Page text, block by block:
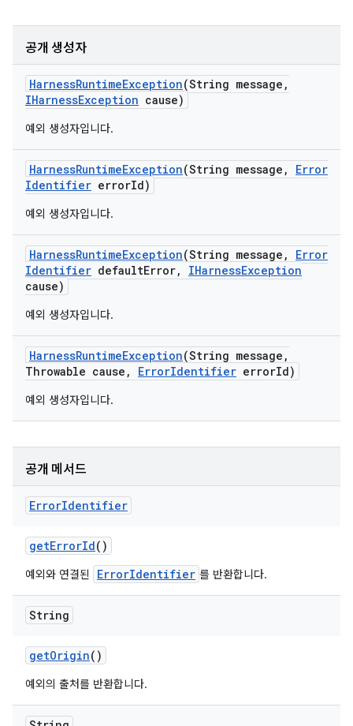
공개 생성자
HarnessRuntimeException(String message ,
IHarnessException cause)
예외 생성자입니다.
HarnessRuntimeException(String message ,
Error
Identifier errorId)
예외 생성자입니다.
HarnessRuntimeException(String message ,
Error
Identifier defaultError, IHarnessException
cause)
예외 생성자입니다.
HarnessRuntimeException(String message ,
Throwable cause , ErrorIdentifier errorId)
예외 생성자입니다.
공개 메서드
ErrorIdentifier
getErrorId()
예외와 연결된 ErrorIdentifier 를 반환합니다.
String
getOrigin()
예외의 출처를 반환합니다.